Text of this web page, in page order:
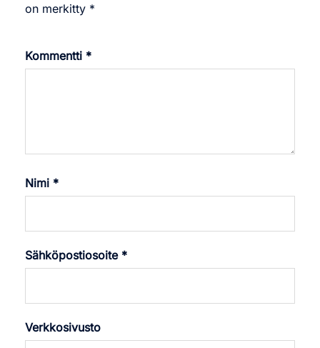
on merkitty *
Kommentti *
Nimi *
Sähköpostiosoite *
Verkkosivusto